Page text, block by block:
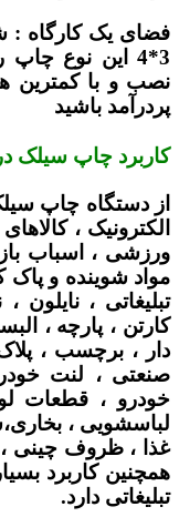
فضای یک کارگاه :
3*4 این نوع
نصب و با کمترین
پردرآمد باشید
کاربرد چاپ سیلک
از دستگاه چاپ
الکترونیک ،
ورزشی ، اسباب
مواد شوینده و
تبلیغاتی ،
کارتن ، پارچه ،
دار ، برچسب ،
صنعتی ، لنت
خودرو ، قطعات
لباسشویی ،
غذا ، ظروف چینی
همچنین کاربرد
تبلیغاتی دارد.